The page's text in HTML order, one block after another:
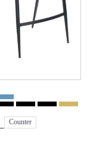
Counter